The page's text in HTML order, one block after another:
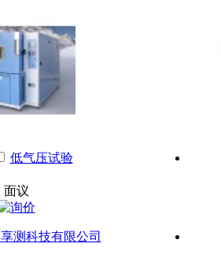
低气压试验
面议
测科技有限公司